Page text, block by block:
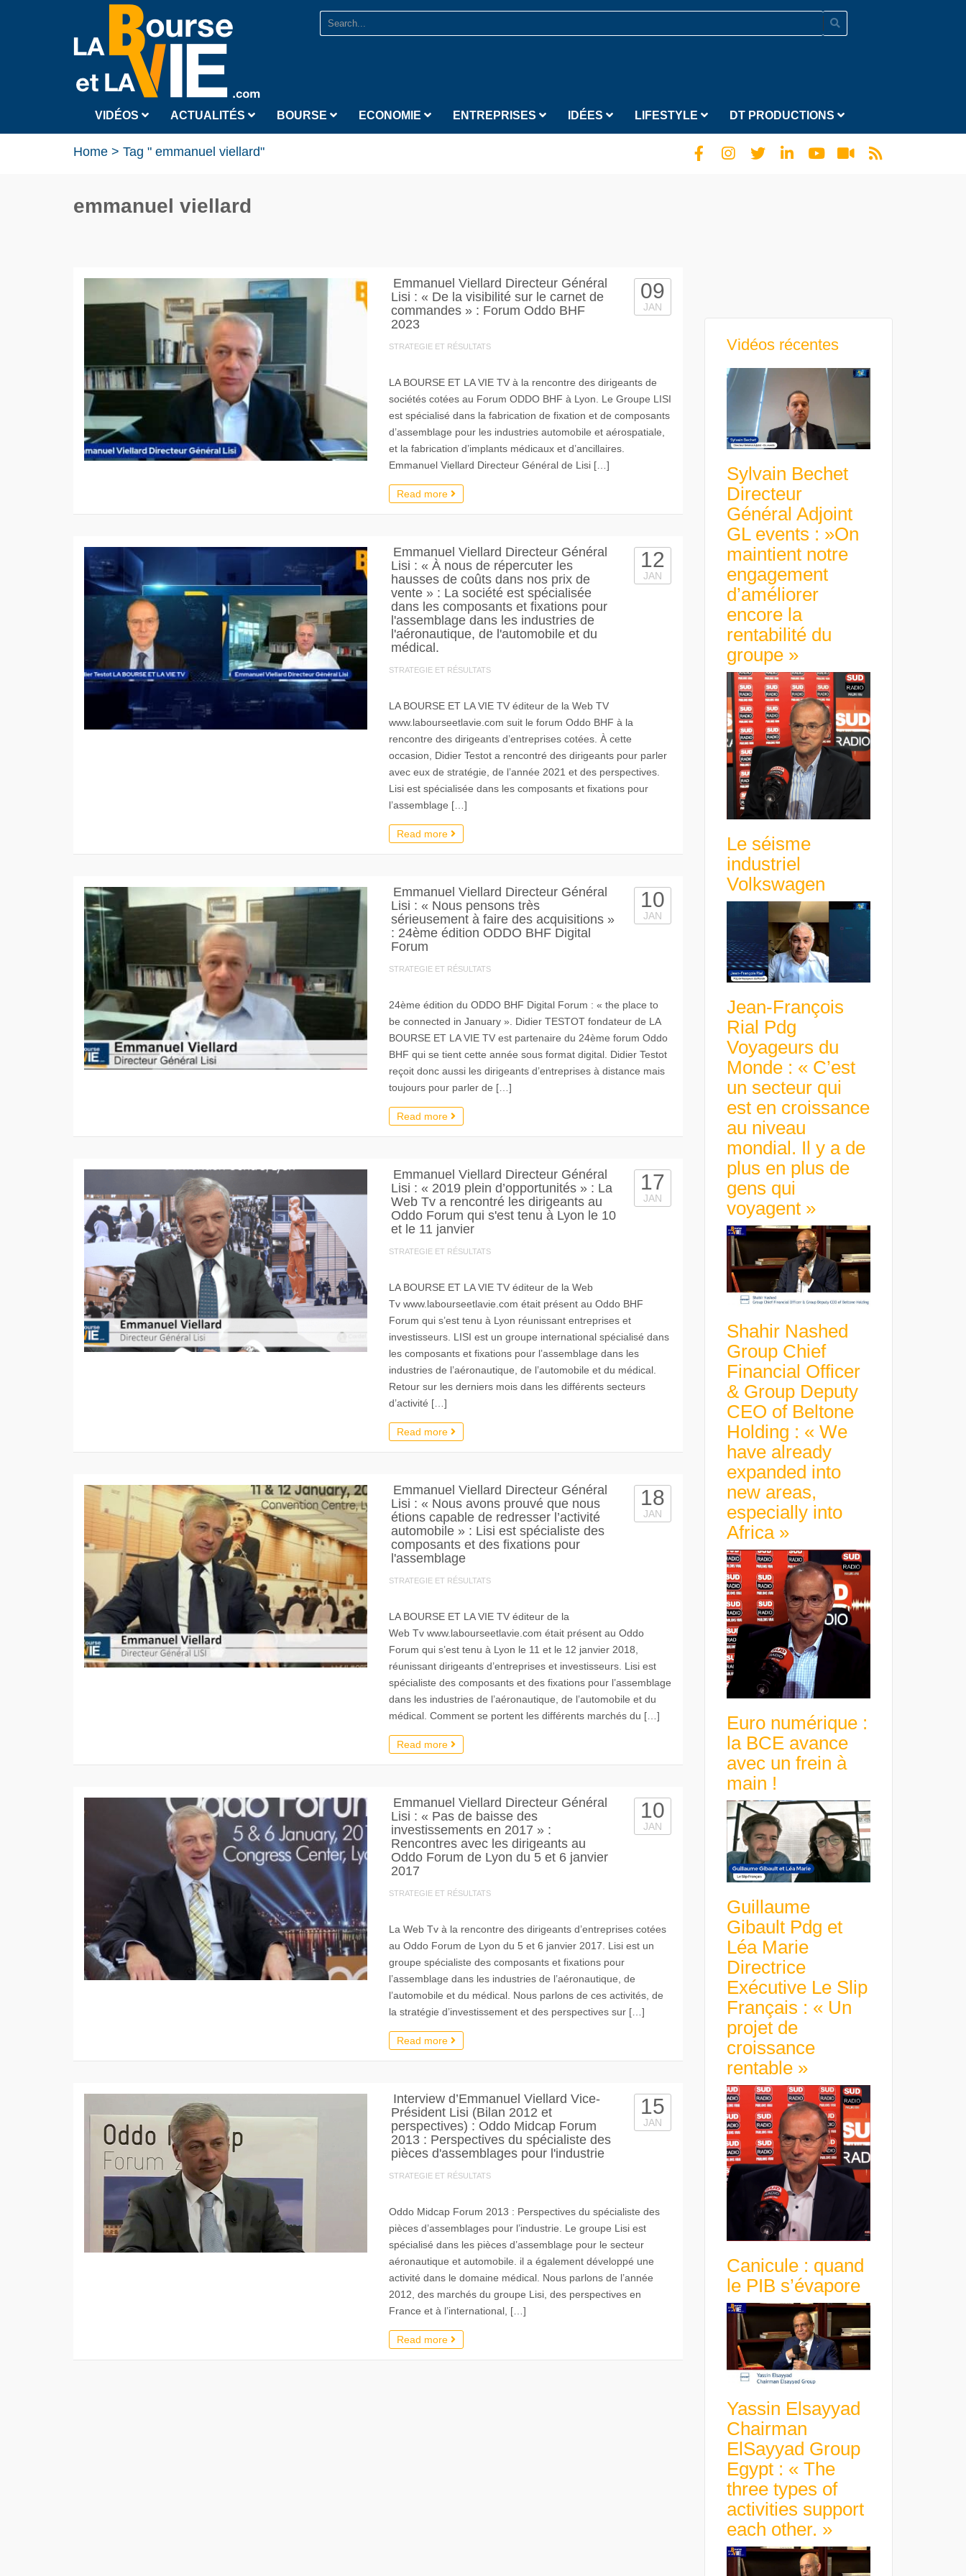
VIDÉOS ACTUALITÉS BOURSE ECONOMIE ENTREPRISES IDÉES LIFESTYLE DT PRODUCTIONS
Home > Tag " emmanuel viellard"
emmanuel viellard
Emmanuel Viellard Directeur Général
Lisi : « De la visibilité sur le carnet de
commandes » : Forum Oddo BHF
2023
STRATEGIE ET RÉSULTATS
09
JAN
LA BOURSE ET LA VIE TV à la rencontre des dirigeants de
sociétés cotées au Forum ODDO BHF à Lyon. Le Groupe LISI
est spécialisé dans la fabrication de fixation et de composants
d’assemblage pour les industries automobile et aérospatiale,
et la fabrication d’implants médicaux et d’ancillaires.
Emmanuel Viellard Directeur Général de Lisi […]
Read more
Emmanuel Viellard Directeur Général
Lisi : « À nous de répercuter les
hausses de coûts dans nos prix de
vente » : La société est spécialisée
dans les composants et fixations pour
l'assemblage dans les industries de
l'aéronautique, de l'automobile et du
médical.
STRATEGIE ET RÉSULTATS
12
JAN
LA BOURSE ET LA VIE TV éditeur de la Web TV
www.labourseetlavie.com suit le forum Oddo BHF à la
rencontre des dirigeants d’entreprises cotées. À cette
occasion, Didier Testot a rencontré des dirigeants pour parler
avec eux de stratégie, de l’année 2021 et des perspectives.
Lisi est spécialisée dans les composants et fixations pour
l’assemblage […]
Read more
Emmanuel Viellard Directeur Général
Lisi : « Nous pensons très
sérieusement à faire des acquisitions »
: 24ème édition ODDO BHF Digital
Forum
STRATEGIE ET RÉSULTATS
10
JAN
24ème édition du ODDO BHF Digital Forum : « the place to
be connected in January ». Didier TESTOT fondateur de LA
BOURSE ET LA VIE TV est partenaire du 24ème forum Oddo
BHF qui se tient cette année sous format digital. Didier Testot
reçoit donc aussi les dirigeants d’entreprises à distance mais
toujours pour parler de […]
Read more
Emmanuel Viellard Directeur Général
Lisi : « 2019 plein d’opportunités » : La
Web Tv a rencontré les dirigeants au
Oddo Forum qui s'est tenu à Lyon le 10
et le 11 janvier
STRATEGIE ET RÉSULTATS
17
JAN
LA BOURSE ET LA VIE TV éditeur de la Web
Tv www.labourseetlavie.com était présent au Oddo BHF
Forum qui s’est tenu à Lyon réunissant entreprises et
investisseurs. LISI est un groupe international spécialisé dans
les composants et fixations pour l’assemblage dans les
industries de l’aéronautique, de l’automobile et du médical.
Retour sur les derniers mois dans les différents secteurs
d’activité […]
Read more
Emmanuel Viellard Directeur Général
Lisi : « Nous avons prouvé que nous
étions capable de redresser l’activité
automobile » : Lisi est spécialiste des
composants et des fixations pour
l'assemblage
STRATEGIE ET RÉSULTATS
18
JAN
LA BOURSE ET LA VIE TV éditeur de la
Web Tv www.labourseetlavie.com était présent au Oddo
Forum qui s’est tenu à Lyon le 11 et le 12 janvier 2018,
réunissant dirigeants d’entreprises et investisseurs. Lisi est
spécialiste des composants et des fixations pour l’assemblage
dans les industries de l’aéronautique, de l’automobile et du
médical. Comment se portent les différents marchés du […]
Read more
Emmanuel Viellard Directeur Général
Lisi : « Pas de baisse des
investissements en 2017 » :
Rencontres avec les dirigeants au
Oddo Forum de Lyon du 5 et 6 janvier
2017
STRATEGIE ET RÉSULTATS
10
JAN
La Web Tv à la rencontre des dirigeants d’entreprises cotées
au Oddo Forum de Lyon du 5 et 6 janvier 2017. Lisi est un
groupe spécialiste des composants et fixations pour
l’assemblage dans les industries de l’aéronautique, de
l’automobile et du médical. Nous parlons de ces activités, de
la stratégie d’investissement et des perspectives sur […]
Read more
Interview d’Emmanuel Viellard Vice-
Président Lisi (Bilan 2012 et
perspectives) : Oddo Midcap Forum
2013 : Perspectives du spécialiste des
pièces d'assemblages pour l'industrie
STRATEGIE ET RÉSULTATS
15
JAN
Oddo Midcap Forum 2013 : Perspectives du spécialiste des
pièces d’assemblages pour l’industrie. Le groupe Lisi est
spécialisé dans les pièces d’assemblage pour le secteur
aéronautique et automobile. il a également développé une
activité dans le domaine médical. Nous parlons de l’année
2012, des marchés du groupe Lisi, des perspectives en
France et à l’international, […]
Read more
Vidéos récentes
Sylvain Bechet
Directeur
Général Adjoint
GL events : »On
maintient notre
engagement
d’améliorer
encore la
rentabilité du
groupe »
Le séisme
industriel
Volkswagen
Jean-François
Rial Pdg
Voyageurs du
Monde : « C’est
un secteur qui
est en croissance
au niveau
mondial. Il y a de
plus en plus de
gens qui
voyagent »
Shahir Nashed
Group Chief
Financial Officer
& Group Deputy
CEO of Beltone
Holding : « We
have already
expanded into
new areas,
especially into
Africa »
Euro numérique :
la BCE avance
avec un frein à
main !
Guillaume
Gibault Pdg et
Léa Marie
Directrice
Exécutive Le Slip
Français : « Un
projet de
croissance
rentable »
Canicule : quand
le PIB s’évapore
Yassin Elsayyad
Chairman
ElSayyad Group
Egypt : « The
three types of
activities support
each other. »